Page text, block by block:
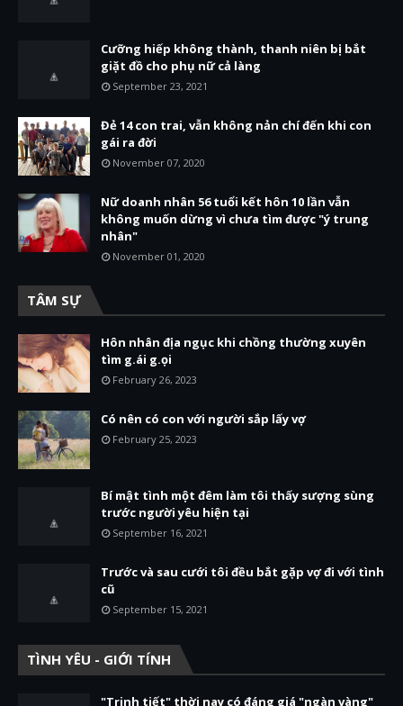
Cưỡng hiếp không thành, thanh niên bị bắt
giặt đồ cho phụ nữ cả làng
September 23, 2021
Đẻ 14 con trai, vẫn không nản chí đến khi con
gái ra đời
November 07, 2020
Nữ doanh nhân 56 tuổi kết hôn 10 lần vẫn
không muốn dừng vì chưa tìm được "ý trung
nhân"
November 01, 2020
TÂM SỰ
Hôn nhân địa ngục khi chồng thường xuyên
tìm g.ái g.ọi
February 26, 2023
Có nên có con với người sắp lấy vợ
February 25, 2023
Bí mật tình một đêm làm tôi thấy sượng sùng
trước người yêu hiện tại
September 16, 2021
Trước và sau cưới tôi đều bắt gặp vợ đi với tình
cũ
September 15, 2021
TÌNH YÊU - GIỚI TÍNH
"Trinh tiết" thời nay có đáng giá "ngàn vàng"